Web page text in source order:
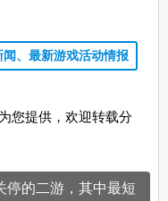
、最新游戏活动情报
为您提供，欢迎转载分
停的二游，其中最短